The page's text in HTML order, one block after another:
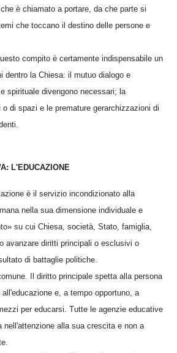
è chiamato a portare, da che parte si
che toccano il destino delle persone e
compito è certamente indispensabile un
dentro la Chiesa: il mutuo dialogo e
spirituale divengono necessari; la
di spazi e le premature gerarchizzazioni di
L'EDUCAZIONE
è il servizio incondizionato alla
nella sua dimensione individuale e
su cui Chiesa, società, Stato, famiglia,
avanzare diritti principali o esclusivi o
di battaglie politiche.
Il diritto principale spetta alla persona
e, a tempo opportuno, a
per educarsi. Tutte le agenzie educative
nell'attenzione alla sua crescita e non a